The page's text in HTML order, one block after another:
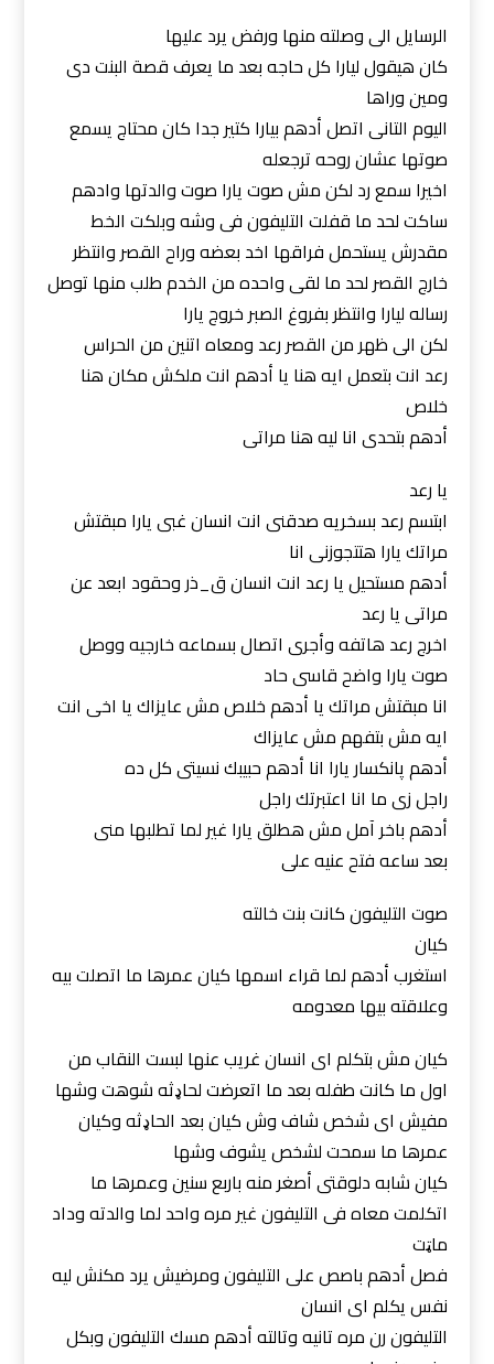
الرسايل الى وصلته منها ورفض يرد عليها
كان هيقول ليارا كل حاجه بعد ما يعرف قصة البنت دى
ومين وراها
اليوم التانى اتصل أدهم بيارا كتير جدا كان محتاج يسمع
صوتها عشان روحه ترجعله
اخيرا سمع رد لكن مش صوت يارا صوت والدتها وادهم
ساكت لحد ما قفلت التليفون فى وشه وبلكت الخط
مقدرش يستحمل فراقها اخد بعضه وراح القصر وانتظر
خارج القصر لحد ما لقى واحده من الخدم طلب منها توصل
رساله ليارا وانتظر بفروغ الصبر خروج يارا
لكن الى ظهر من القصر رعد ومعاه اتنين من الحراس
رعد انت بتعمل ايه هنا يا أدهم انت ملكش مكان هنا
خلاص
أدهم بتحدى انا ليه هنا مراتى
يا رعد
ابتسم رعد بسخريه صدقنى انت انسان غبى يارا مبقتش
مراتك يارا هتتجوزنى انا
أدهم مستحيل يا رعد انت انسان ق_ذر وحقود ابعد عن
مراتى يا رعد
اخرج رعد هاتفه وأجرى اتصال بسماعه خارجيه ووصل
صوت يارا واضح قاسى حاد
انا مبقتش مراتك يا أدهم خلاص مش عايزاك يا اخى انت
ايه مش بتفهم مش عايزاك
أدهم پانكسار يارا انا أدهم حبيبك نسيتى كل ده
راجل زى ما انا اعتبرتك راجل
أدهم باخر آمل مش هطلق يارا غير لما تطلبها منى
بعد ساعه فتح عنيه على
صوت التليفون كانت بنت خالته
كيان
استغرب أدهم لما قراء اسمها كيان عمرها ما اتصلت بيه
وعلاقته بيها معدومه
كيان مش بتكلم اى انسان غريب عنها لبست النقاب من
اول ما كانت طفله بعد ما اتعرضت لحاډثه شوهت وشها
مفيش اى شخص شاف وش كيان بعد الحاډثه وكيان
عمرها ما سمحت لشخص يشوف وشها
كيان شابه دلوقتى أصغر منه باربع سنين وعمرها ما
اتكلمت معاه فى التليفون غير مره واحد لما والدته وداد
ماټت
فصل أدهم باصص على التليفون ومرضيش يرد مكنش ليه
نفس يكلم اى انسان
التليفون رن مره تانيه وتالته أدهم مسك التليفون وبكل